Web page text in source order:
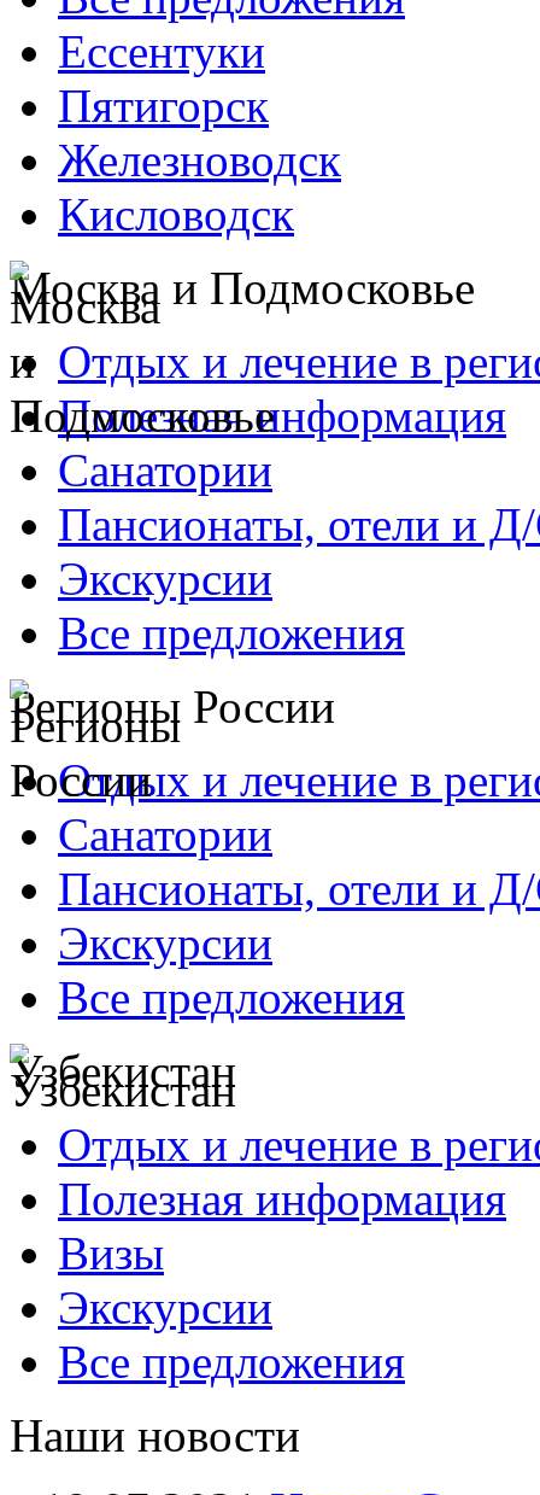
Ессентуки
Пятигорск
Железноводск
Кисловодск
Москва и Подмосковье
Отдых и лечение в
Полезная информация
Санатории
Пансионаты, отели и
Экскурсии
Все предложения
Регионы России
Отдых и лечение в
Санатории
Пансионаты, отели и
Экскурсии
Все предложения
Узбекистан
Отдых и лечение в
Полезная информация
Визы
Экскурсии
Все предложения
Наши новости